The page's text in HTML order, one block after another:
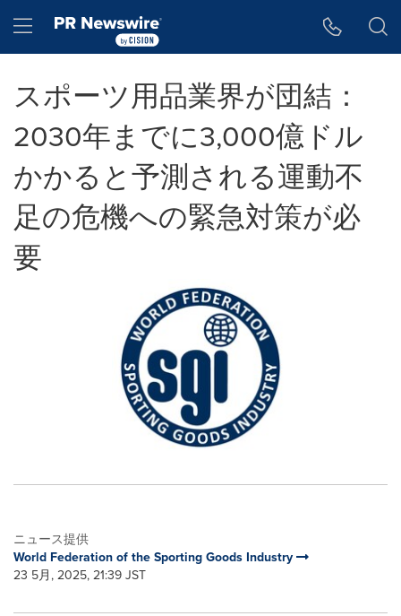
Hamburger menu
スポーツ用品業界が団結：
2030年までに3,000億ドル
かかると予測される運動不
足の危機への緊急対策が必
要
ニュース提供
World Federation of the Sporting Goods Industry
23 5月, 2025, 21:39 JST